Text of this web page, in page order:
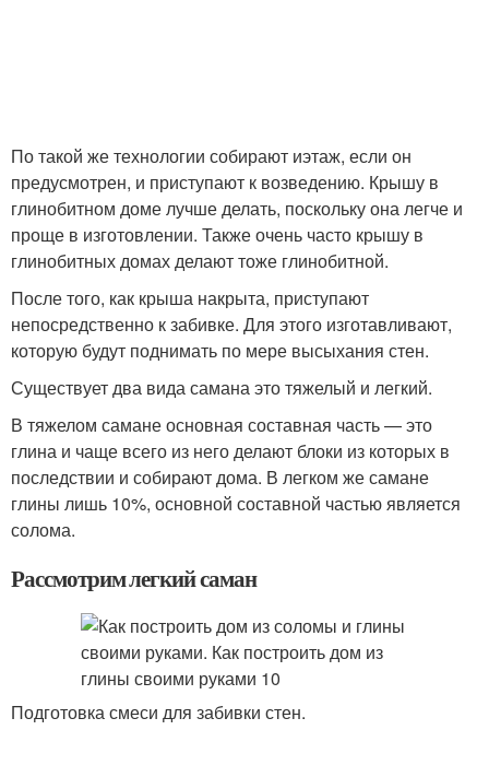
По такой же технологии собирают иэтаж, если он
предусмотрен, и приступают к возведению. Крышу в
глинобитном доме лучше делать, поскольку она легче и
проще в изготовлении. Также очень часто крышу в
глинобитных домах делают тоже глинобитной.
После того, как крыша накрыта, приступают
непосредственно к забивке. Для этого изготавливают,
которую будут поднимать по мере высыхания стен.
Существует два вида самана это тяжелый и легкий.
В тяжелом самане основная составная часть — это
глина и чаще всего из него делают блоки из которых в
последствии и собирают дома. В легком же самане
глины лишь 10%, основной составной частью является
солома.
Рассмотрим легкий саман
Подготовка смеси для забивки стен.